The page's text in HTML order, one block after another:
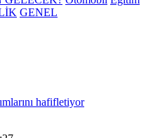
GENEL
hafifletiyor